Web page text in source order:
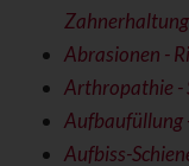
Zahnerhaltung
Abrasionen -
Arthropathie -
Aufbaufüllung
Aufbiss-